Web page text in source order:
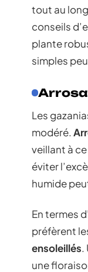
tout au
conseils
plante
simples
Les
modéré.
veillant à
éviter
humide
En termes
préfèrent
ensoleillés.
une